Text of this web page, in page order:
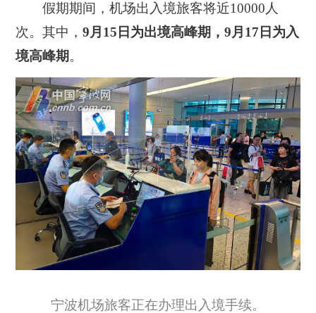
假期期间，机场出入境旅客将近10000人
次。其中，9月15日为出境高峰期，9月17日为入
境高峰期。
宁波机场旅客正在办理出入境手续。